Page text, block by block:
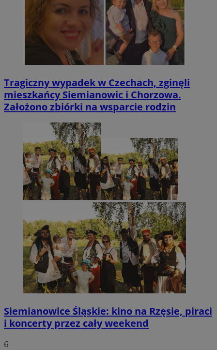
Tragiczny wypadek w Czechach, zginęli
mieszkańcy Siemianowic i Chorzowa.
Założono zbiórki na wsparcie rodzin
Siemianowice Śląskie: kino na Rzęsie, piraci
i koncerty przez cały weekend
6